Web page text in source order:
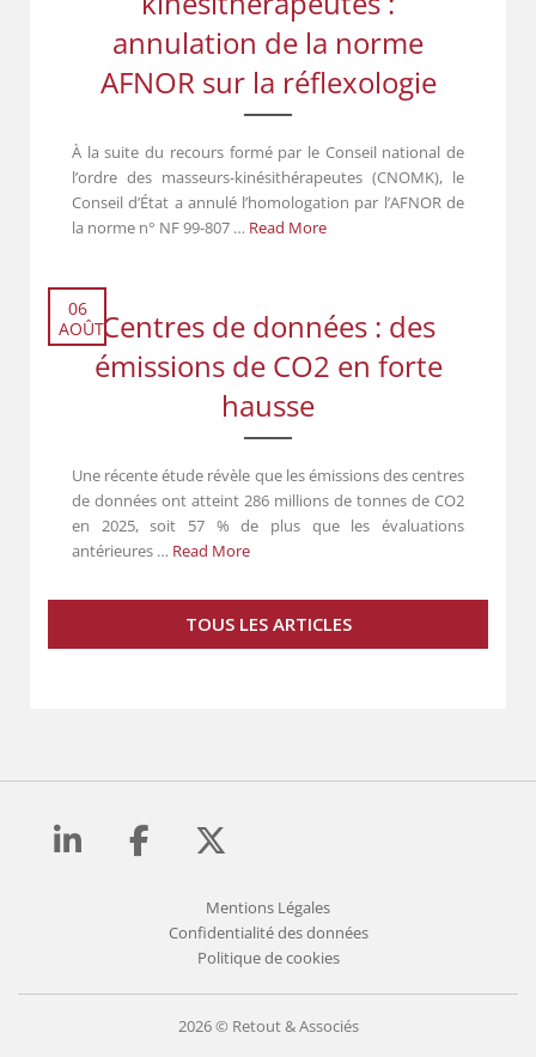
annulation de la norme
AFNOR sur la réflexologie
À la suite du recours formé par le Conseil national de
l’ordre des masseurs-kinésithérapeutes (CNOMK), le
Conseil d’État a annulé l’homologation par l’AFNOR de
la norme n° NF 99-807 … Read More
Centres de données : des
émissions de CO2 en forte
hausse
06
AOÛT
Une récente étude révèle que les émissions des centres
de données ont atteint 286 millions de tonnes de CO2
en 2025, soit 57 % de plus que les évaluations
antérieures … Read More
TOUS LES ARTICLES
Mentions Légales
Confidentialité des données
Politique de cookies
2026 © Retout & Associés